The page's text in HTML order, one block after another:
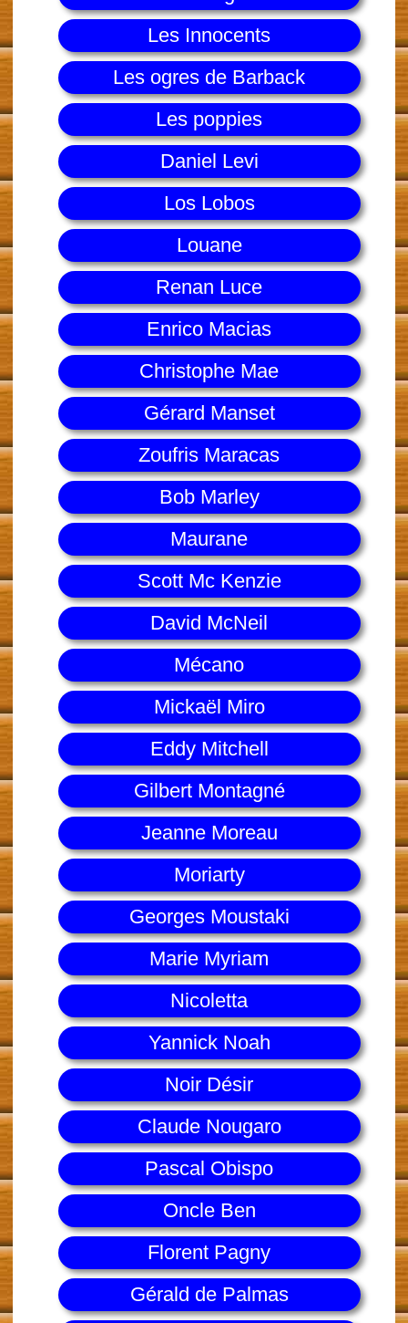
Les Innocents
Les ogres de Barback
Les poppies
Daniel Levi
Los Lobos
Louane
Renan Luce
Enrico Macias
Christophe Mae
Gérard Manset
Zoufris Maracas
Bob Marley
Maurane
Scott Mc Kenzie
David McNeil
Mécano
Mickaël Miro
Eddy Mitchell
Gilbert Montagné
Jeanne Moreau
Moriarty
Georges Moustaki
Marie Myriam
Nicoletta
Yannick Noah
Noir Désir
Claude Nougaro
Pascal Obispo
Oncle Ben
Florent Pagny
Gérald de Palmas